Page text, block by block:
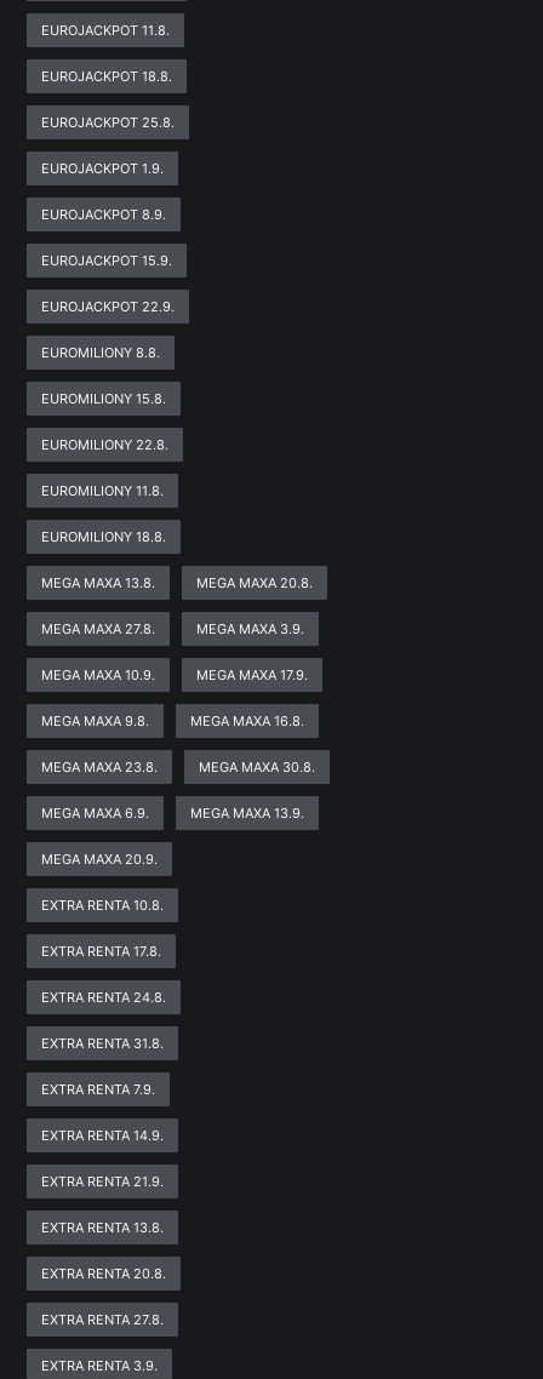
EUROJACKPOT 11.8.
EUROJACKPOT 18.8.
EUROJACKPOT 25.8.
EUROJACKPOT 1.9.
EUROJACKPOT 8.9.
EUROJACKPOT 15.9.
EUROJACKPOT 22.9.
EUROMILIONY 8.8.
EUROMILIONY 15.8.
EUROMILIONY 22.8.
EUROMILIONY 11.8.
EUROMILIONY 18.8.
MEGA MAXA 13.8. MEGA MAXA 20.8.
MEGA MAXA 27.8. MEGA MAXA 3.9.
MEGA MAXA 10.9. MEGA MAXA 17.9.
MEGA MAXA 9.8. MEGA MAXA 16.8.
MEGA MAXA 23.8. MEGA MAXA 30.8.
MEGA MAXA 6.9. MEGA MAXA 13.9.
MEGA MAXA 20.9.
EXTRA RENTA 10.8.
EXTRA RENTA 17.8.
EXTRA RENTA 24.8.
EXTRA RENTA 31.8.
EXTRA RENTA 7.9.
EXTRA RENTA 14.9.
EXTRA RENTA 21.9.
EXTRA RENTA 13.8.
EXTRA RENTA 20.8.
EXTRA RENTA 27.8.
EXTRA RENTA 3.9.